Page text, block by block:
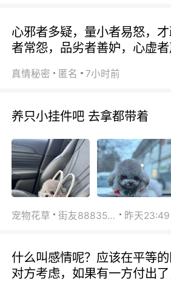
心邪者多疑，量小者易怒，
者常怨，品劣者善妒，心虚
真情秘密 匿名 7小时前
养只小挂件吧 去拿都带着
宠物花草 街友88835518 昨天23:49
什么叫感情呢？应该在平等
对方考虑，如果有一方付出